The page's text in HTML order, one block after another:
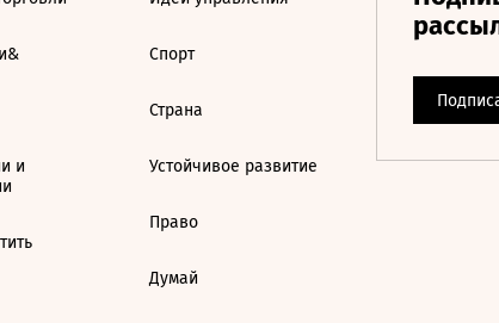
и
Спорт
Страна
Устойчивое развитие
Право
Думай